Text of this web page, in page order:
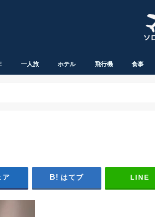
一人旅 ホテル 飛行機 食事
ア はてブ LINE